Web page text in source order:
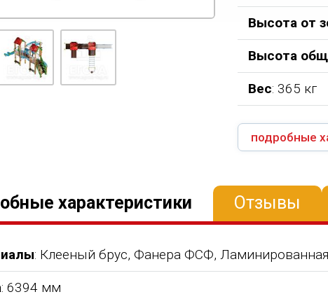
Высота от
Высота
Вес: 365 кг
подробные
характеристики Отзывы
: Клееный брус, Фанера ФСФ, Ламинированная
: 6394 мм